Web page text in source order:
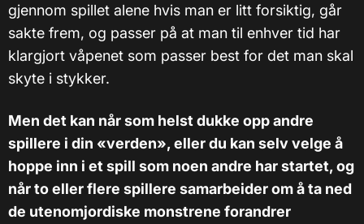
gjennom spillet alene hvis man er litt forsiktig, går
sakte frem, og passer på at man til enhver tid har
klargjort våpenet som passer best for det man skal
skyte i stykker.
Men det kan når som helst dukke opp andre
spillere i din «verden», eller du kan selv velge å
hoppe inn i et spill som noen andre har startet, og
når to eller flere spillere samarbeider om å ta ned
de utenomjordiske monstrene forandrer